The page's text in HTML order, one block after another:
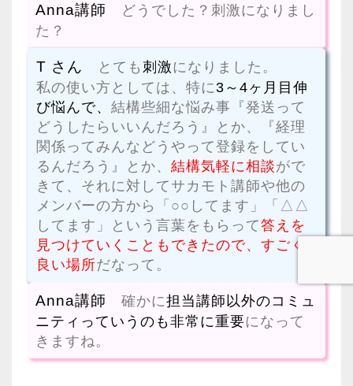
Anna講師 どうでした？刺激になりまし
た？
T さん とても 刺激になりました。
私の使い方としては、特に3～4ヶ月目伸
び悩んで、 結構些細な悩み事『発送って
どうしたらいいんだろう』とか、『経理
関係ってみんなどうやって登録をしてい
るんだろう』とか、 結構気軽に相談がで
きて、それに対してサカモト講師や他の
メンバーの方から「○○してます」「△△
してます」という言葉をもらって答えを
見つけていくこともできたので、すごく
良い場所だなって。
Anna講師 確かに担当講師以外のコミュ
ニティっていうのも非常に重要になって
きますね。